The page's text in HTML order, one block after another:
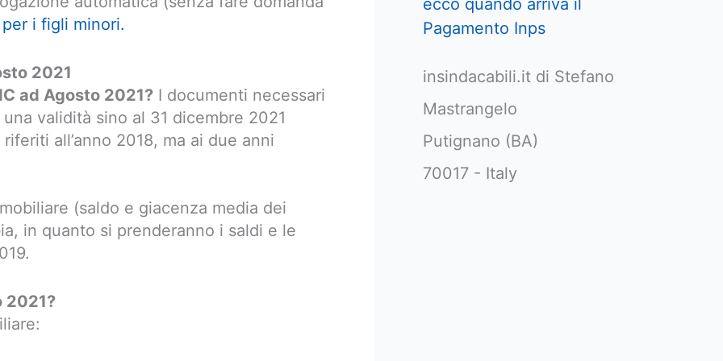
i figli minori.
2021
ad Agosto 2021? I documenti necessari
validità sino al 31 dicembre 2021
all’anno 2018, ma ai due anni
(saldo e giacenza media dei
in quanto si prenderanno i saldi e le
2021?
ecco quando arriva il
Pagamento Inps
insindacabili.it di Stefano
Mastrangelo
Putignano (BA)
70017 - Italy